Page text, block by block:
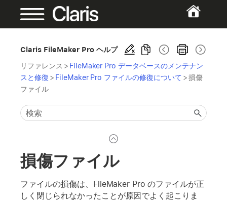
Claris FileMaker Pro ヘルプ
リファレンス > FileMaker Pro データベースのメンテナン
スと修復 > FileMaker Pro ファイルの修復について >損傷
ファイル
損傷ファイル
ファイルの損傷は、FileMaker Pro のファイルが正
しく閉じられなかったことが原因でよく起こりま